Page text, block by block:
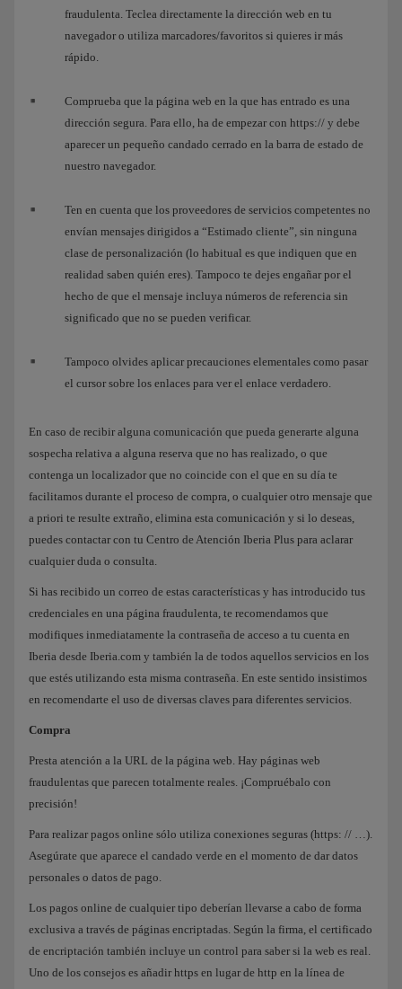
fraudulenta. Teclea directamente la dirección web en tu
navegador o utiliza marcadores/favoritos si quieres ir más
rápido.
Comprueba que la página web en la que has entrado es una
dirección segura. Para ello, ha de empezar con https:// y debe
aparecer un pequeño candado cerrado en la barra de estado de
nuestro navegador.
Ten en cuenta que los proveedores de servicios competentes no
envían mensajes dirigidos a “Estimado cliente”, sin ninguna
clase de personalización (lo habitual es que indiquen que en
realidad saben quién eres). Tampoco te dejes engañar por el
hecho de que el mensaje incluya números de referencia sin
significado que no se pueden verificar.
Tampoco olvides aplicar precauciones elementales como pasar
el cursor sobre los enlaces para ver el enlace verdadero.
En caso de recibir alguna comunicación que pueda generarte alguna
sospecha relativa a alguna reserva que no has realizado, o que
contenga un localizador que no coincide con el que en su día te
facilitamos durante el proceso de compra, o cualquier otro mensaje que
a priori te resulte extraño, elimina esta comunicación y si lo deseas,
puedes contactar con tu Centro de Atención Iberia Plus para aclarar
cualquier duda o consulta.
Si has recibido un correo de estas características y has introducido tus
credenciales en una página fraudulenta, te recomendamos que
modifiques inmediatamente la contraseña de acceso a tu cuenta en
Iberia desde Iberia.com y también la de todos aquellos servicios en los
que estés utilizando esta misma contraseña. En este sentido insistimos
en recomendarte el uso de diversas claves para diferentes servicios.
Compra
Presta atención a la URL de la página web. Hay páginas web
fraudulentas que parecen totalmente reales. ¡Compruébalo con
precisión!
Para realizar pagos online sólo utiliza conexiones seguras (https: // …).
Asegúrate que aparece el candado verde en el momento de dar datos
personales o datos de pago.
Los pagos online de cualquier tipo deberían llevarse a cabo de forma
exclusiva a través de páginas encriptadas. Según la firma, el certificado
de encriptación también incluye un control para saber si la web es real.
Uno de los consejos es añadir https en lugar de http en la línea de